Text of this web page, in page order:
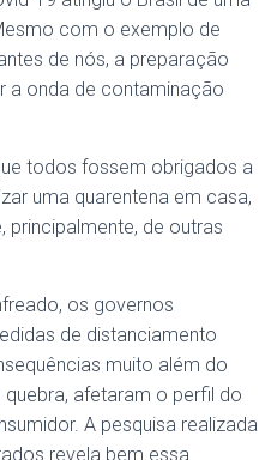
com o exemplo de
de nós, a preparação
a onda de contaminação
todos fossem obrigados a
uma quarentena em casa,
principalmente, de outras
os governos
de distanciamento
muito além do
quebra, afetaram o perfil do
A pesquisa realizada
revela bem essa